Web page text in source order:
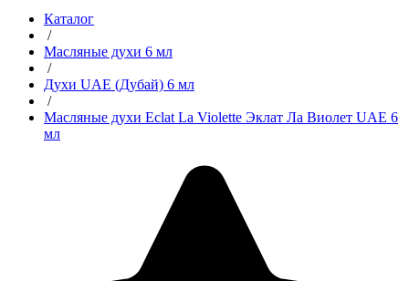
Каталог
/
Масляные духи 6 мл
/
Духи UAE (Дубай) 6 мл
/
Масляные духи Eclat La Violette Эклат Ла Виолет UAE 6
мл